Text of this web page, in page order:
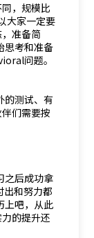
，规模比
大家一定要
准备简
思考和准备
问题。
的测试、有
们需要按
之后成功拿
和努力都
上吧，从此
的提升还